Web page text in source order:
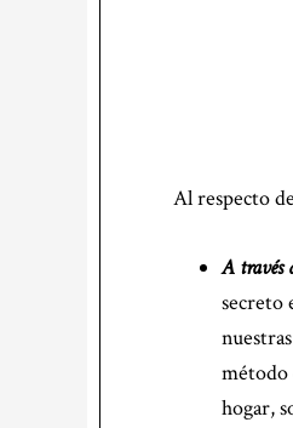
Al respecto
A través
secreto
método
hogar,